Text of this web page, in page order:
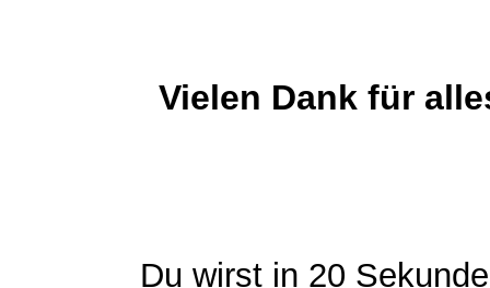
Vielen Dank für
Du wirst in 20